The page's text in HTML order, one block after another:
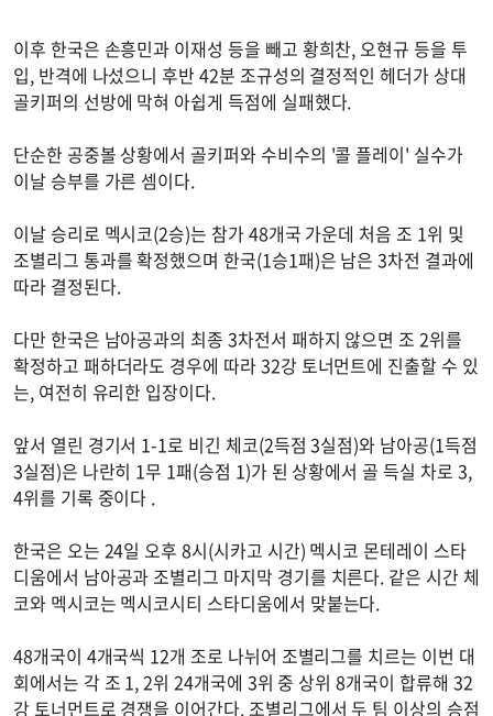
이후 한국은 손흥민과 이재성 등을 빼고 황희찬, 오현규 등을 투
입, 반격에 나섰으니 후반 42분 조규성의 결정적인 헤더가 상대
골키퍼의 선방에 막혀 아쉽게 득점에 실패했다.
단순한 공중볼 상황에서 골키퍼와 수비수의 '콜 플레이' 실수가
이날 승부를 가른 셈이다.
이날 승리로 멕시코(2승)는 참가 48개국 가운데 처음 조 1위 및
조별리그 통과를 확정했으며 한국(1승1패)은 남은 3차전 결과에
따라 결정된다.
다만 한국은 남아공과의 최종 3차전서 패하지 않으면 조 2위를
확정하고 패하더라도 경우에 따라 32강 토너먼트에 진출할 수 있
는, 여전히 유리한 입장이다.
앞서 열린 경기서 1-1로 비긴 체코(2득점 3실점)와 남아공(1득점
3실점)은 나란히 1무 1패(승점 1)가 된 상황에서 골 득실 차로 3,
4위를 기록 중이다 .
한국은 오는 24일 오후 8시(시카고 시간) 멕시코 몬테레이 스타
디움에서 남아공과 조별리그 마지막 경기를 치른다. 같은 시간 체
코와 멕시코는 멕시코시티 스타디움에서 맞붙는다.
48개국이 4개국씩 12개 조로 나뉘어 조별리그를 치르는 이번 대
회에서는 각 조 1, 2위 24개국에 3위 중 상위 8개국이 합류해 32
강 토너먼트로 경쟁을 이어간다. 조별리그에서 두 팀 이상의 승점